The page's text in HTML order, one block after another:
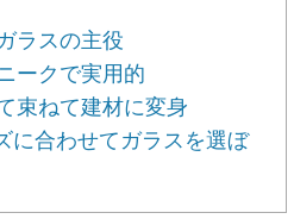
ラスの主役
ークで実用的
束ねて建材に変身
に合わせてガラスを選ぼ